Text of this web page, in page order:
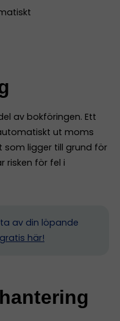
av bokföringen. Ett
ut moms
ligger till grund för
risken för fel i
av din löpande
här!